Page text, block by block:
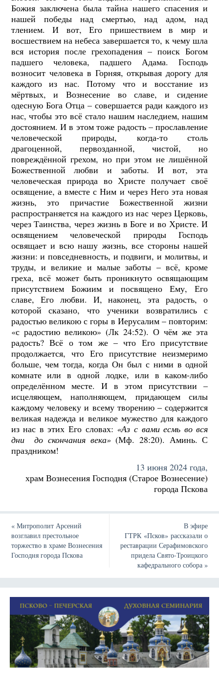
Божия заключена была тайна нашего спасения и
нашей победы над смертью, над адом, над
тлением. И вот, Его пришествием в мир и
восшествием на небеса завершается то, к чему шла
вся история после грехопадения – поиск Богом
падшего человека, падшего Адама. Господь
возносит человека в Горняя, открывая дорогу для
каждого из нас. Потому что и восстание из
мёртвых, и Вознесение во славе, и сидение
одесную Бога Отца – совершается ради каждого из
нас, чтобы это всё стало нашим наследием, нашим
достоянием. И в этом тоже радость – прославление
человеческой природы, когда-то столь
драгоценной, первозданной, чистой, но
повреждённой грехом, но при этом не лишённой
Божественной любви и заботы. И вот, эта
человеческая природа во Христе получает своё
освящение, а вместе с Ним и через Него эта новая
жизнь, это причастие Божественной жизни
распространяется на каждого из нас через Церковь,
через Таинства, через жизнь в Боге и во Христе. И
освящением человеческой природы Господь
освящает и всю нашу жизнь, все стороны нашей
жизни: и повседневность, и подвиги, и молитвы, и
труды, и великие и малые заботы – всё, кроме
греха, всё может быть проникнуто освящающим
присутствием Божиим и посвящено Ему, Его
славе, Его любви. И, наконец, эта радость, о
которой сказано, что ученики возвратились с
радостью великою с горы в Иерусалим – повторим:
«с радостию великою» (Лк 24:52). О чём же эта
радость? Всё о том же – что Его присутствие
продолжается, что Его присутствие неизмеримо
больше, чем тогда, когда Он был с ними в одной
комнате или в одной лодке, или в каком-либо
определённом месте. И в этом присутствии –
исцеляющем, наполняющем, придающем силы
каждому человеку и всему творению – содержится
великая надежда и великое мужество для каждого
из нас в этих Его словах: «Аз с вами есмь во вся
дни до скончания века»(Мф. 28:20). Аминь. С
праздником!
13 июня 2024 года,
храм Вознесения Господня (Старое Вознесение)
города Пскова
«Митрополит Арсений
возглавил престольное
торжество в храме Вознесения
Господня города Пскова
В эфире
ГТРК «Псков» рассказали о
реставрации Серафимовского
придела Свято-Троицкого
кафедрального собора»